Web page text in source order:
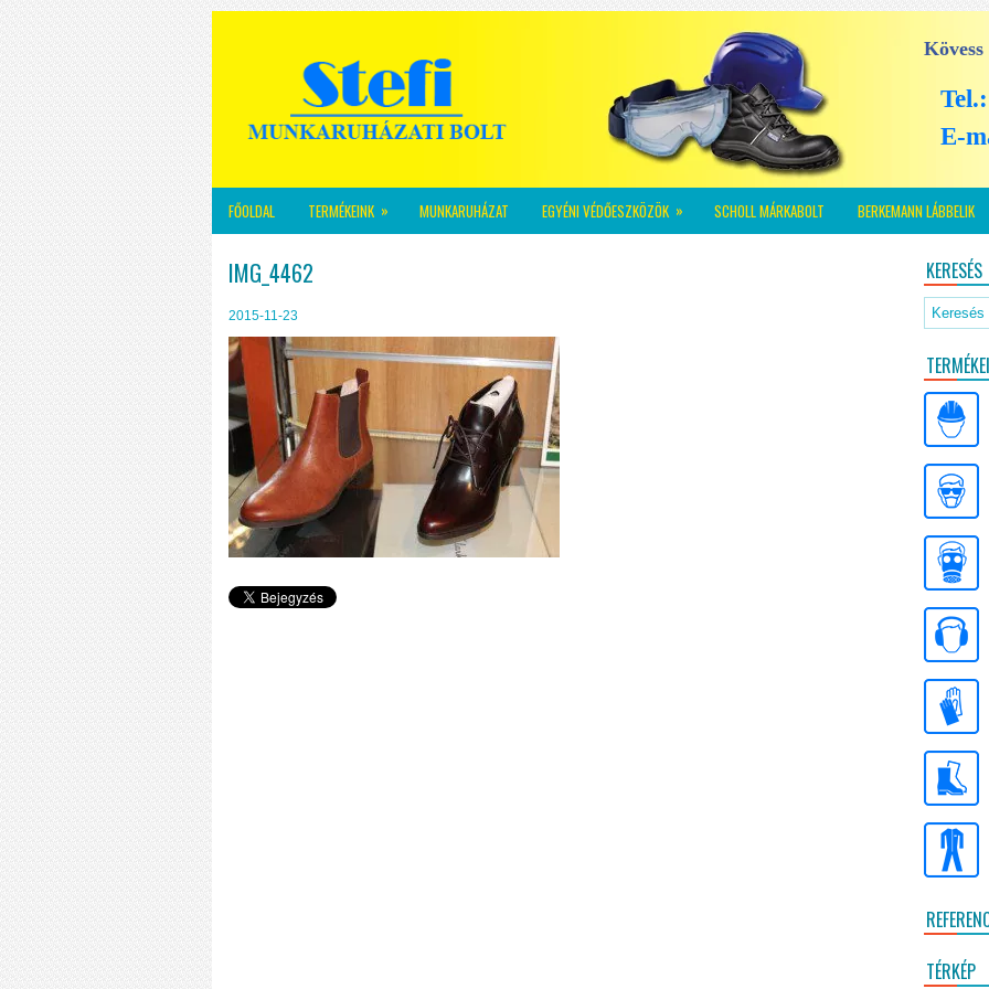
E-
FŐOLDAL TERMÉKEINK » MUNKARUHÁZAT EGYÉNI VÉDŐESZKÖZÖK » SCHOLL MÁRKABOLT BERKEMANN LÁBBELIK
IMG_4462
2015-11-23
KERESÉS
TÉRKÉP